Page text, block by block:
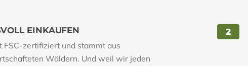
EINKAUFEN
FSC-zertifiziert und stammt aus
Wäldern. Und weil wir jeden
2